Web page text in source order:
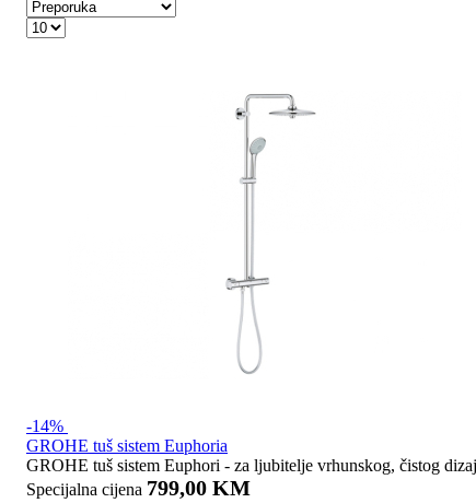
-14%
GROHE tuš sistem Euphoria
GROHE tuš sistem Euphori - za ljubitelje vrhunskog, čistog
Specijalna cijena 799,00 KM